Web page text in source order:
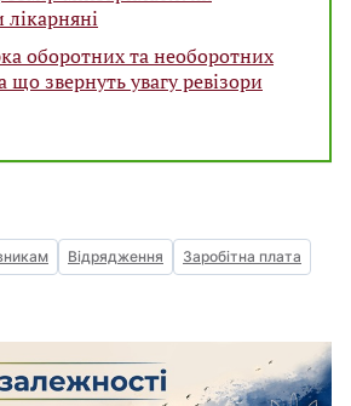
оборотних та необоротних
що звернуть увагу ревізори
Відрядження
Заробітна плата